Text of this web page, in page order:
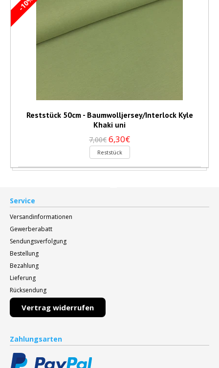
Reststück 50cm - Baumwolljersey/Interlock Kyle
Khaki uni
7,00€ 6,30€
Reststück
Service
Versandinformationen
Gewerberabatt
Sendungsverfolgung
Bestellung
Bezahlung
Lieferung
Rücksendung
Vertrag widerrufen
Zahlungsarten